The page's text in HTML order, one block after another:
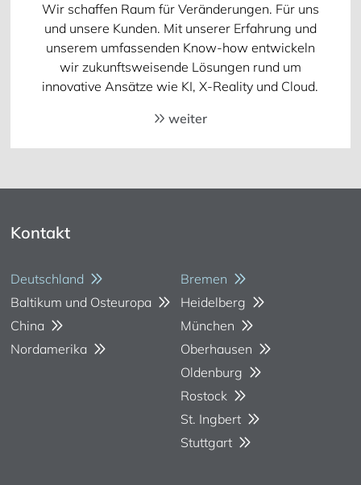
Wir schaffen Raum für Veränderungen. Für uns
und unsere Kunden. Mit unserer Erfahrung und
unserem umfassenden Know-how entwickeln
wir zukunftsweisende Lösungen rund um
innovative Ansätze wie KI, X-Reality und Cloud.
weiter
Kontakt
Deutschland
Baltikum und Osteuropa
China
Nordamerika
Bremen
Heidelberg
München
Oberhausen
Oldenburg
Rostock
St. Ingbert
Stuttgart